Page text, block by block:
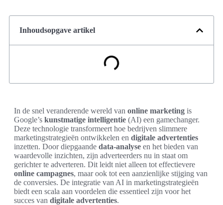
Inhoudsopgave artikel
In de snel veranderende wereld van online marketing is
Google’s kunstmatige intelligentie (AI) een gamechanger.
Deze technologie transformeert hoe bedrijven slimmere
marketingstrategieën ontwikkelen en digitale advertenties
inzetten. Door diepgaande data-analyse en het bieden van
waardevolle inzichten, zijn adverteerders nu in staat om
gerichter te adverteren. Dit leidt niet alleen tot effectievere
online campagnes, maar ook tot een aanzienlijke stijging van
de conversies. De integratie van AI in marketingstrategieën
biedt een scala aan voordelen die essentieel zijn voor het
succes van digitale advertenties.